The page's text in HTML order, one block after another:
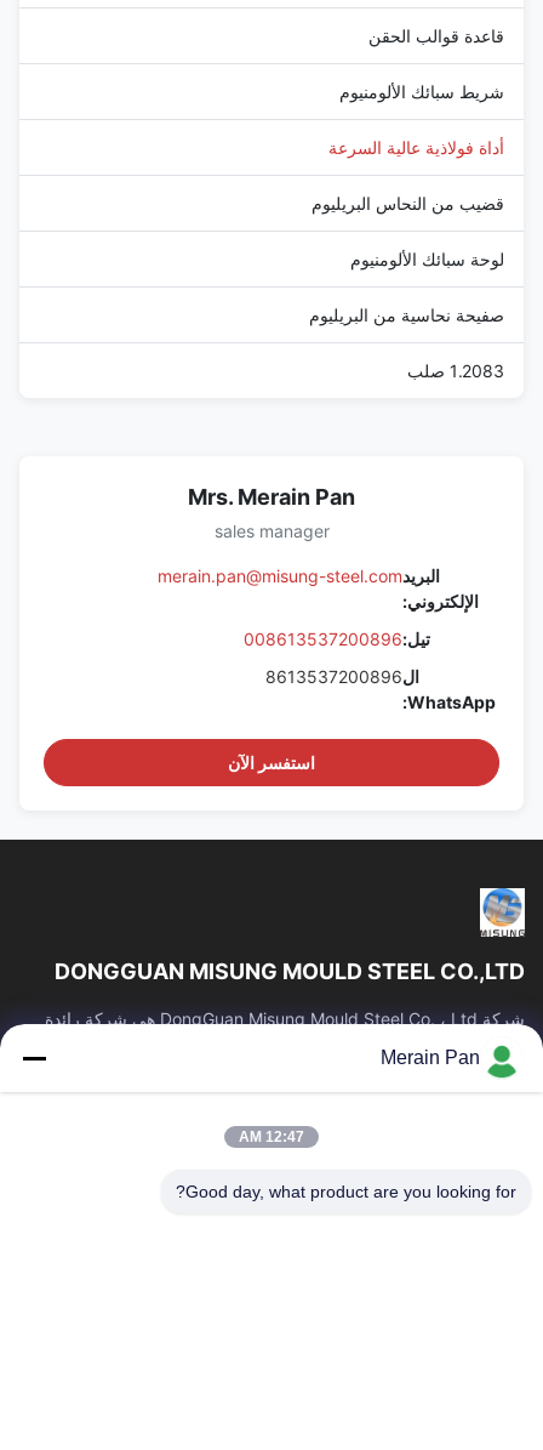
قاعدة قوالب الحقن
شريط سبائك الألومنيوم
أداة فولاذية عالية السرعة
قضيب من النحاس البريليوم
لوحة سبائك الألومنيوم
صفيحة نحاسية من البريليوم
1.2083 صلب
Mrs. Merain Pan
sales manager
البريد
الإلكتروني:
merain.pan@misung-steel.com
تيل:008613537200896
ال
WhatsApp:
8613537200896
استفسر الآن
DONGGUAN MISUNG MOULD STEEL CO.,LTD
شركة DongGuan Misung Mould Steel Co. ، Ltd هي شركة رائدة
في توريد فولاذ القوالب البلاستيكية ، وفولاذ العمل الساخن ، وفولاذ العمل
البارد ، والصلب...
روابط سريعة
منتجات
عرض الواقع الافتراضي
معلومات عنا
Merain Pan
12:47 AM
Good day, what product are you looking for?